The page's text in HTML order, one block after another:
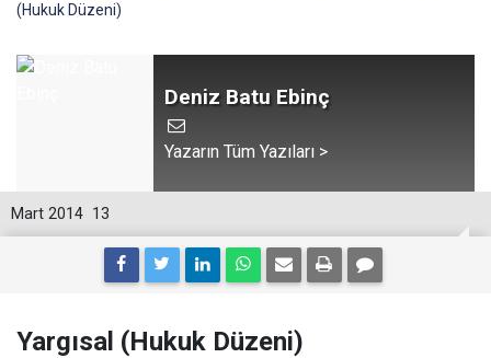
(Hukuk Düzeni)
Deniz Batu Ebinç
Yazarın Tüm Yazıları >
13
Mart 2014
Yargısal (Hukuk Düzeni)